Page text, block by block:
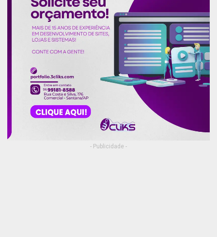
- Publicidade -